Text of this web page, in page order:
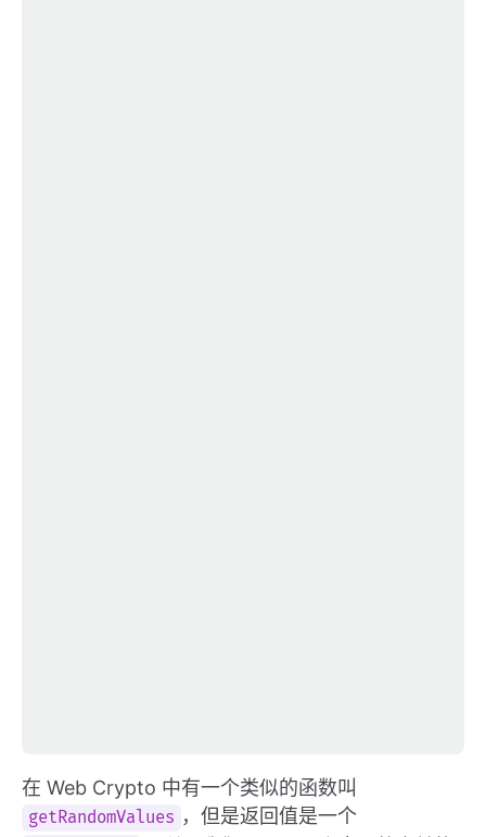
在 Web Crypto 中有一个类似的函数叫
getRandomValues ，但是返回值是一个